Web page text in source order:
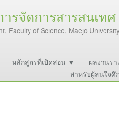
รจัดการสารสนเ
Faculty of Science, Maejo University
หลักสูตรที่เปิดสอน ▼ ผลงานรา
สำหรับผู้สนใจศึ